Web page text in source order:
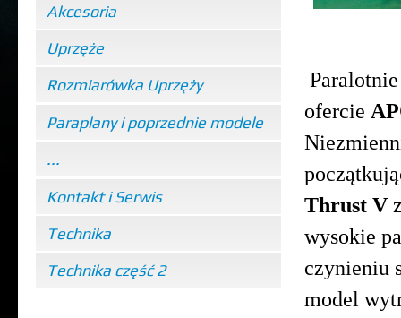
Akcesoria
Uprzęże
Rozmiarówka Uprzęży
Paraplany i poprzednie modele
...
Kontakt i Serwis
Technika
Technika część 2
Paralotnie
ofercie
Thrust V
wysokie
model